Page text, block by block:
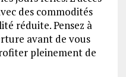
des commodités
réduite. Pensez à
avant de vous
pleinement de